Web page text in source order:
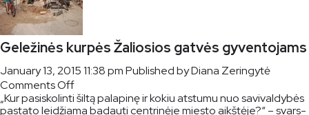
Geležinės kurpės Žaliosios gatvės gyventojams
January 13, 2015 11:38 pmPublished byDiana Zeringytė
Comments Offon
Geležinės
„Kur pa­si­sko­lin­ti šil­tą pa­la­pi­nę ir ko­kiu at­stu­mu nuo sa­vi­val­dy­bės
pa­sta­to lei­džia­ma ba­dau­ti cen­tri­nė­je mies­to aikš­tė­je?“ – svars­